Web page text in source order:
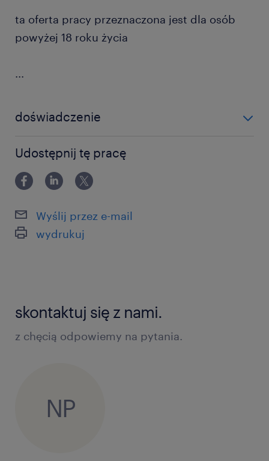
ta oferta pracy przeznaczona jest dla osób
powyżej 18 roku życia
...
doświadczenie
Udostępnij tę pracę
Wyślij przez e-mail
wydrukuj
skontaktuj się z nami.
z chęcią odpowiemy na pytania.
NP